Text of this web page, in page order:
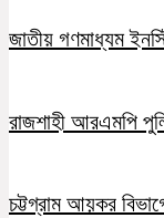
জাতীয় গণমাধ্যম
রাজশাহী আরএমপি
চট্টগ্রাম আয়কর